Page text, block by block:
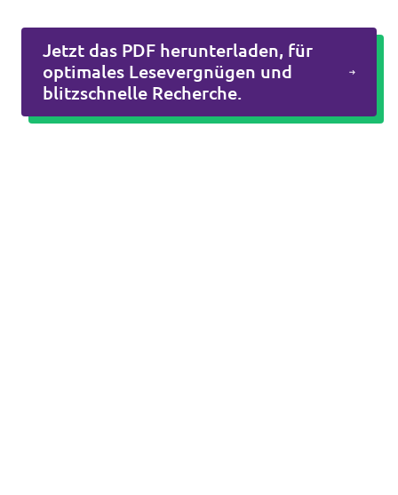
Jetzt das PDF herunterladen, für
optimales Lesevergnügen und
blitzschnelle Recherche.